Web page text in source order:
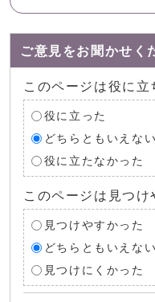
ご意見をお聞かせく
このページは役に立
役に立った
どちらともいえない
役に立たなかった
このページは見つけ
見つけやすかった
どちらともいえない
見つけにくかった